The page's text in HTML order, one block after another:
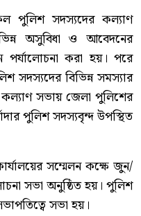
পুলিশ সদস্যদের কল্যাণ
অসুবিধা ও আবেদনের
পর্যালোচনা করা হয়। পরে
সদস্যদের বিভিন্ন সমস্যার
কল্যাণ সভায় জেলা পুলিশের
পুলিশ সদস্যবৃন্দ উপস্থিত
সম্মেলন কক্ষে জুন/
সভা অনুষ্ঠিত হয়। পুলিশ
সভা হয়।